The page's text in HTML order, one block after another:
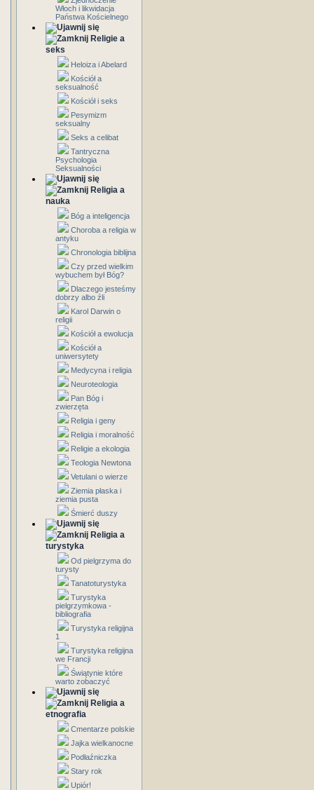
Włoch i likwidacja
Państwa Kościelnego
Religie a
seks
Heloiza i Abelard
Kościół a
seksualność
Kościół i seks
Pesymizm
seksualny
Seks a celibat
Tantryczna
Psychologia
Seksualności
Religia a
nauka
Bóg a inteligencja
Choroba a religia w
antyku
Chronologia biblijna
Czy przed wielkim
wybuchem był Bóg?
Dlaczego jesteśmy
dobrzy albo źli
Karol Darwin o
religii
Kościół a ewolucja
Kościół a
uniwersytety
Medycyna i religia
Neuroteologia
Pan Bóg i
zwierzęta
Religia i geny
Religia i moralność
Religie a ekologia
Teologia Newtona
Vetulani o wierze
Ziemia płaska i
ziemia pusta
Śmierć duszy
Religia a
turystyka
Od pielgrzyma do
turysty
Tanatoturystyka
Turystyka
pielgrzymkowa -
bibliografia
Turystyka religijna
1
Turystyka religijna
we Francji
Świątynie które
warto zobaczyć
Religia a
etnografia
Cmentarze polskie
Jajka wielkanocne
Podłaźniczka
Stary rok
Upiór!